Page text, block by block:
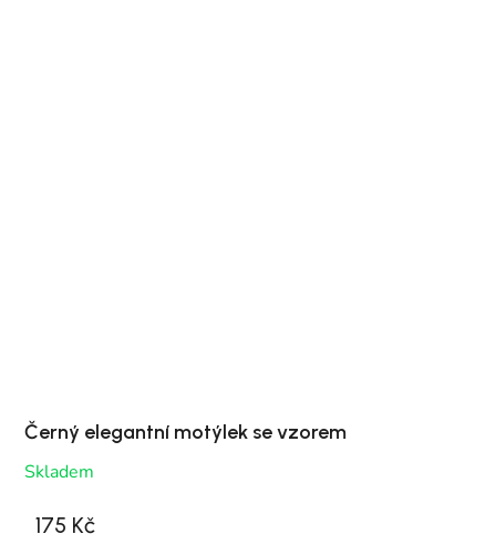
Černý elegantní motýlek se vzorem
Skladem
175 Kč